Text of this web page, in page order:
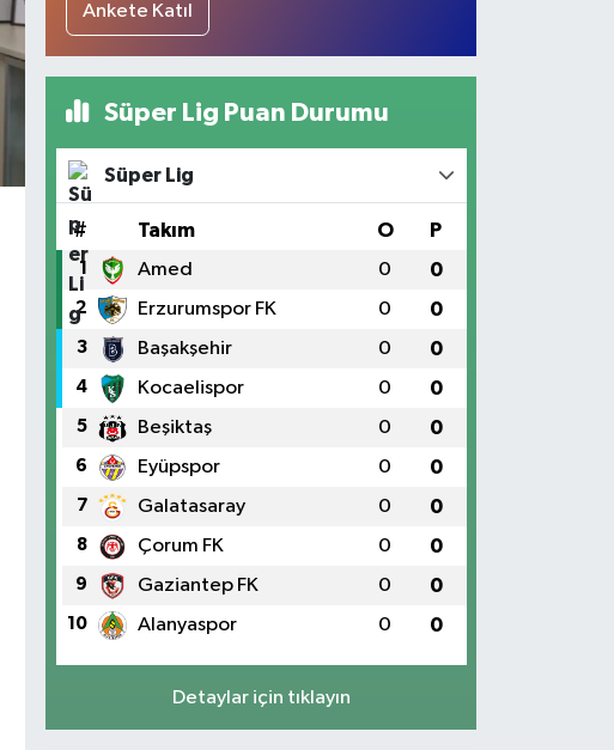
Ankete Katıl
Süper Lig Puan Durumu
Süper Lig
# Takım O P
1 Amed 0 0
2 Erzurumspor FK 0 0
3 Başakşehir 0 0
4 Kocaelispor 0 0
5 Beşiktaş 0 0
6 Eyüpspor 0 0
7 Galatasaray 0 0
8 Çorum FK 0 0
9 Gaziantep FK 0 0
10 Alanyaspor 0 0
Detaylar için tıklayın